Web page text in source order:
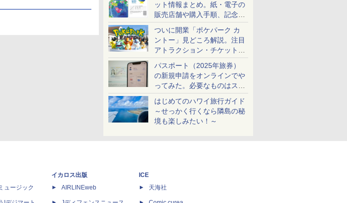
ット情報まとめ。紙・電子の
販売店舗や購入手順、記念チ
ケットも解説
ついに開業「ポケパーク カ
ントー」見どころ解説。注目
アトラクション・チケット手
配・来場前に必要な準備は？
パスポート（2025年旅券）
の新規申請をオンラインでや
ってみた。必要なものはスマ
ホとマイナカードのみ
はじめてのハワイ旅行ガイド
～せっかく行くなら隣島の秘
境も楽しみたい！～
ュージック
イカロス出版
AIRLINEweb
ICE
天海社